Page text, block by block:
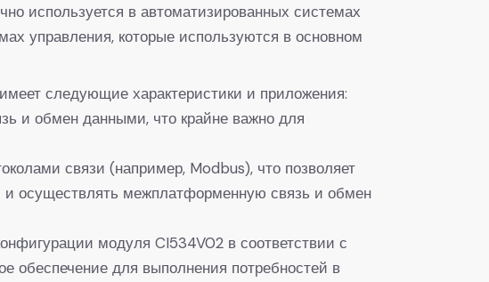
используется в автоматизированных системах
управления, которые используются в основном
следующие характеристики и приложения:
и обмен данными, что крайне важно для
связи (например, Modbus), что позволяет
и осуществлять межплатформенную связь и обмен
модуля CI534V02 в соответствии с
обеспечение для выполнения потребностей в